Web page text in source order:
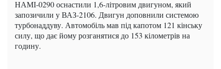
НАМІ-0290 оснастили 1,6-літровим двигуном, який
запозичили у ВАЗ-2106. Двигун доповнили системою
турбонаддуву. Автомобіль мав під капотом 121 кінську
силу, що дає йому розганятися до 153 кілометрів на
годину.